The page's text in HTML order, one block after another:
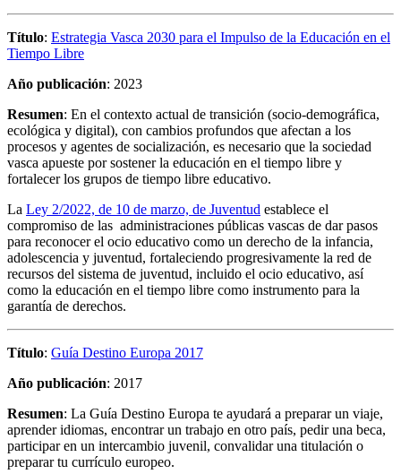
Título: Estrategia Vasca 2030 para el Impulso de la Educación en el
Tiempo Libre
Año publicación: 2023
Resumen: En el contexto actual de transición (socio-demográfica,
ecológica y digital), con cambios profundos que afectan a los
procesos y agentes de socialización, es necesario que la sociedad
vasca apueste por sostener la educación en el tiempo libre y
fortalecer los grupos de tiempo libre educativo.
La Ley 2/2022, de 10 de marzo, de Juventud establece el
compromiso de las administraciones públicas vascas de dar pasos
para reconocer el ocio educativo como un derecho de la infancia,
adolescencia y juventud, fortaleciendo progresivamente la red de
recursos del sistema de juventud, incluido el ocio educativo, así
como la educación en el tiempo libre como instrumento para la
garantía de derechos.
Título: Guía Destino Europa 2017
Año publicación: 2017
Resumen: La Guía Destino Europa te ayudará a preparar un viaje,
aprender idiomas, encontrar un trabajo en otro país, pedir una beca,
participar en un intercambio juvenil, convalidar una titulación o
preparar tu currículo europeo.